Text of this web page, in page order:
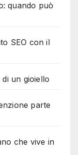
quando può
SEO con il
un gioiello
parte
che vive in